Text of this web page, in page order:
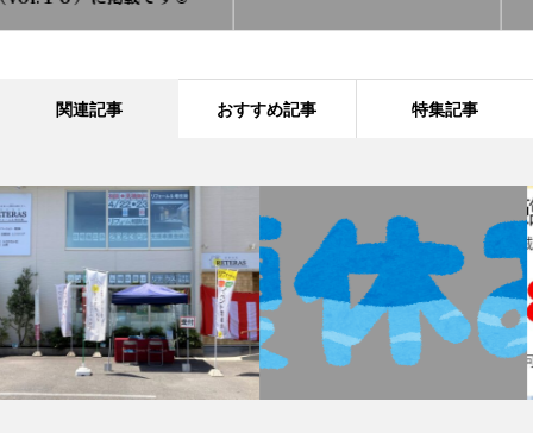
関連記事 おすすめ記事 特集記事